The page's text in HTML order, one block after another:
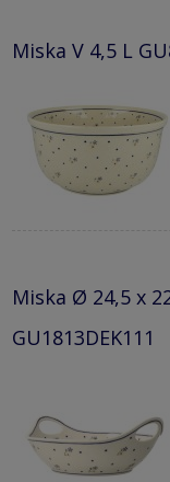
Miska V 4,5 L
Miska Ø 24,5 x
GU1813DEK111